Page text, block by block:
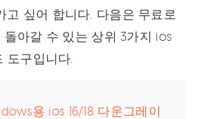
고 싶어 합니다. 다음은 무료로
돌아갈 수 있는 상위 3가지 ios
도구입니다.
용 ios 16/18 다운그레이